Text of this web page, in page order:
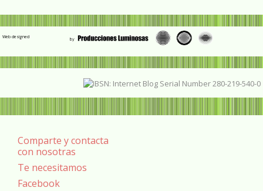
Web designed
Comparte y contacta
con nosotras
Te necesitamos
Facebook